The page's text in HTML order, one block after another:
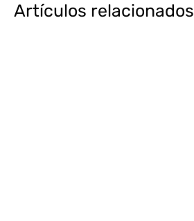
Artículos relacionados